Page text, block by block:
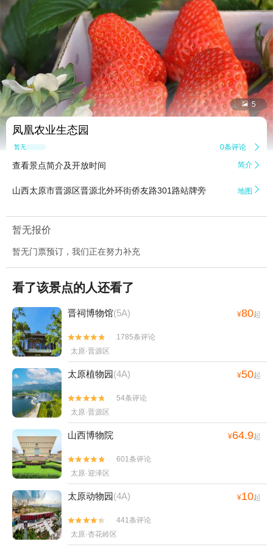
 5
凤凰农业生态园
暂无点评 0条评论 
查看景点简介及开放时间 简介 
山西太原市晋源区晋源北外环街侨友路301路站牌旁 地图 
暂无报价
暂无门票预订，我们正在努力补充
看了该景点的人还看了
晋祠博物馆(5A) ¥80起


1785条评论
太原·晋源区
太原植物园(4A) ¥50起


54条评论
太原·晋源区
山西博物院 ¥64.9起


601条评论
太原·迎泽区
太原动物园(4A) ¥10起


441条评论
太原·杏花岭区
